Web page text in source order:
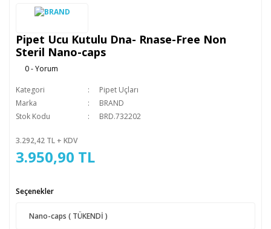
Pipet Ucu Kutulu Dna- Rnase-Free Non
Steril Nano-caps
0 - Yorum
Kategori
Pipet Uçları
Marka
BRAND
Stok Kodu
BRD.732202
3.292,42 TL + KDV
3.950,90 TL
Seçenekler